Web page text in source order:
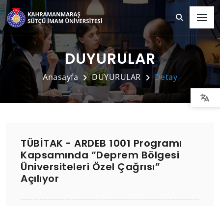
DUYURULAR
Anasayfa DUYURULAR Detay
TÜBİTAK - ARDEB 1001 Programı
Kapsamında “Deprem Bölgesi
Üniversiteleri Özel Çağrısı”
Açılıyor